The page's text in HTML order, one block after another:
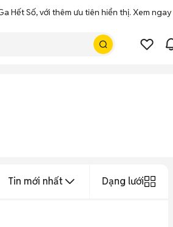
Hết Số, với thêm ưu tiên hiển thị. Xem ngay
Tin mới nhất Dạng lưới